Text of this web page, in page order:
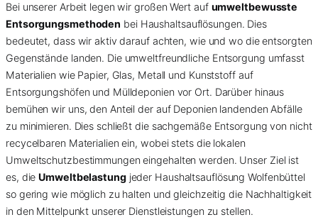
Bei unserer Arbeit legen wir großen Wert auf umweltbewusste
Entsorgungsmethoden bei Haushaltsauflösungen. Dies
bedeutet, dass wir aktiv darauf achten, wie und wo die entsorgten
Gegenstände landen. Die umweltfreundliche Entsorgung umfasst
Materialien wie Papier, Glas, Metall und Kunststoff auf
Entsorgungshöfen und Mülldeponien vor Ort. Darüber hinaus
bemühen wir uns, den Anteil der auf Deponien landenden Abfälle
zu minimieren. Dies schließt die sachgemäße Entsorgung von nicht
recycelbaren Materialien ein, wobei stets die lokalen
Umweltschutzbestimmungen eingehalten werden. Unser Ziel ist
es, dieUmweltbelastungjeder Haushaltsauflösung Wolfenbüttel
so gering wie möglich zu halten und gleichzeitig die Nachhaltigkeit
in den Mittelpunkt unserer Dienstleistungen zu stellen.